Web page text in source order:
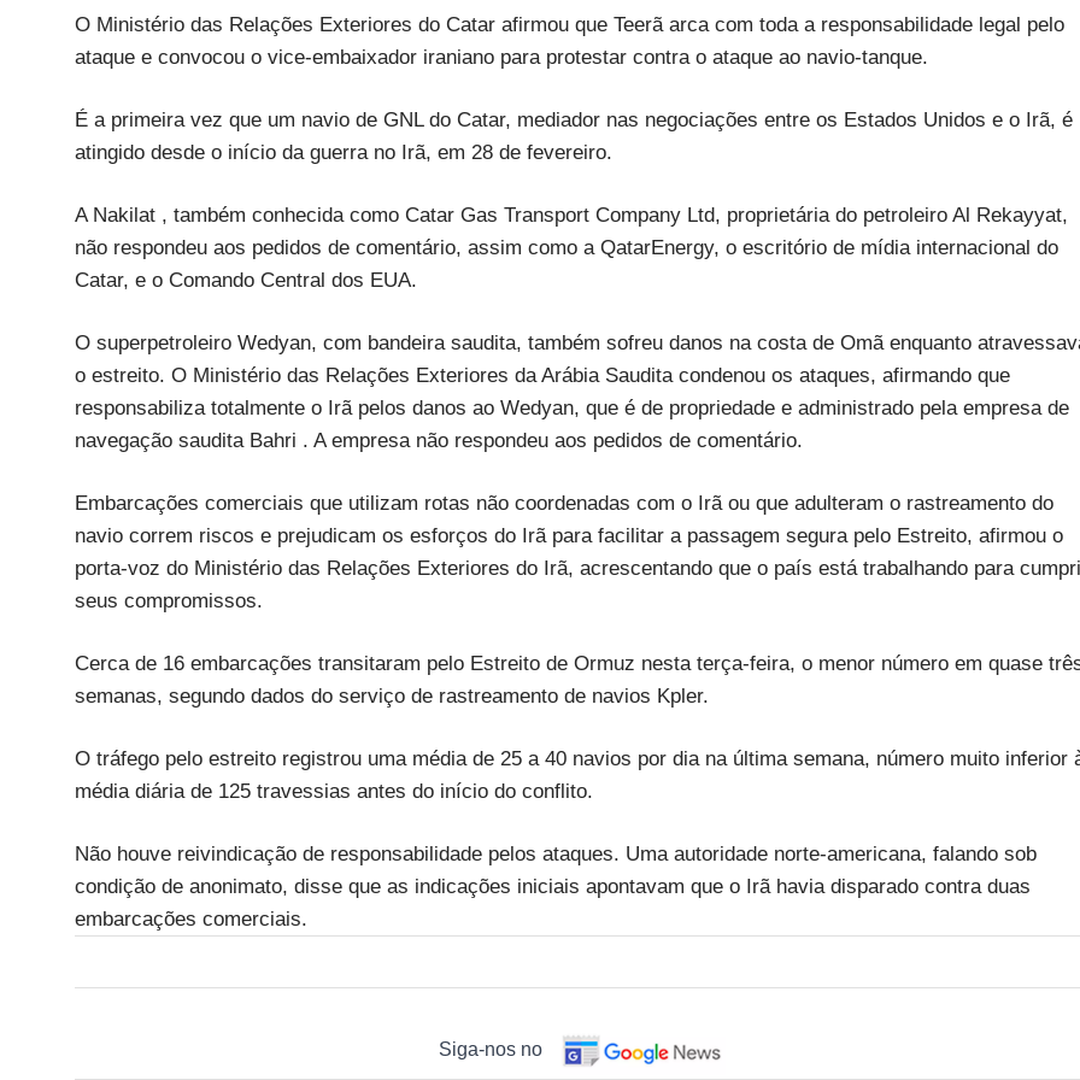
O Ministério das Relações Exteriores do Catar afirmou que Teerã arca com toda a responsabilidade legal pelo
ataque e convocou o vice-embaixador iraniano para protestar contra o ataque ao navio-tanque.
É a primeira vez que um navio de GNL do Catar, mediador nas negociações entre os Estados Unidos e o Irã, é
atingido desde o início da guerra no Irã, em 28 de fevereiro.
A Nakilat , também conhecida como Catar Gas Transport Company Ltd, proprietária do petroleiro Al Rekayyat,
não respondeu aos pedidos de comentário, assim como a QatarEnergy, o escritório de mídia internacional do
Catar, e o Comando Central dos EUA.
O superpetroleiro Wedyan, com bandeira saudita, também sofreu danos na costa de Omã enquanto
o estreito. O Ministério das Relações Exteriores da Arábia Saudita condenou os ataques, afirmando que
responsabiliza totalmente o Irã pelos danos ao Wedyan, que é de propriedade e administrado pela empresa de
navegação saudita Bahri . A empresa não respondeu aos pedidos de comentário.
Embarcações comerciais que utilizam rotas não coordenadas com o Irã ou que adulteram o rastreamento do
navio correm riscos e prejudicam os esforços do Irã para facilitar a passagem segura pelo Estreito, afirmou o
porta-voz do Ministério das Relações Exteriores do Irã, acrescentando que o país está trabalhando para
seus compromissos.
Cerca de 16 embarcações transitaram pelo Estreito de Ormuz nesta terça-feira, o menor número em quase
semanas, segundo dados do serviço de rastreamento de navios Kpler.
O tráfego pelo estreito registrou uma média de 25 a 40 navios por dia na última semana, número muito inferior
média diária de 125 travessias antes do início do conflito.
Não houve reivindicação de responsabilidade pelos ataques. Uma autoridade norte-americana, falando sob
condição de anonimato, disse que as indicações iniciais apontavam que o Irã havia disparado contra duas
embarcações comerciais.
Siga-nos no